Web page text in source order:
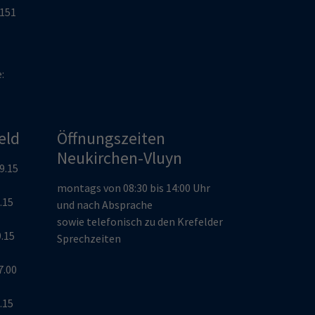
Öffnungszeiten
Neukirchen-Vluyn
montags von 08:30 bis 14:00 Uhr
und nach Absprache
sowie telefonisch zu den Krefelder
Sprechzeiten